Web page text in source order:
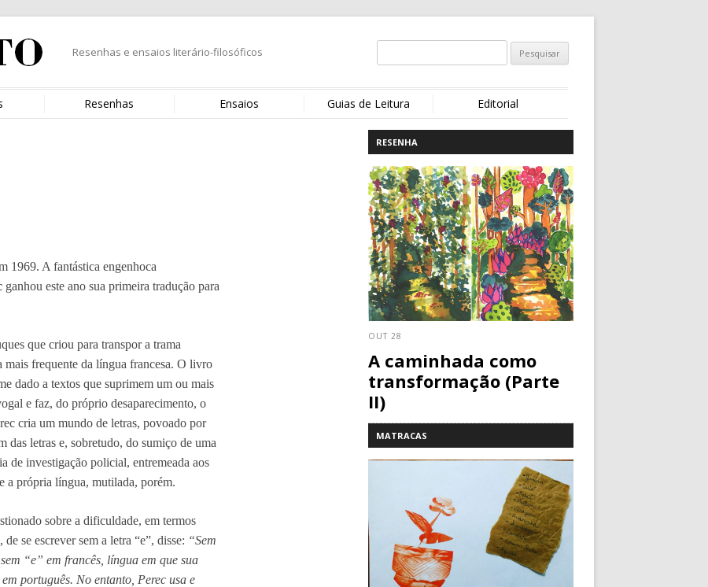
Resenhas e ensaios literário-filosóficos
Resenhas Ensaios Guias de Leitura Editorial
1969. A fantástica engenhoca
ganhou este ano sua primeira tradução para
que criou para transpor a trama
frequente da língua francesa. O livro
dado a textos que suprimem um ou mais
e faz, do próprio desaparecimento, o
cria um mundo de letras, povoado por
das letras e, sobretudo, do sumiço de uma
de investigação policial, entremeada aos
a própria língua, mutilada, porém.
sobre a dificuldade, em termos
se escrever sem a letra “e”, disse: “Sem
“e” em francês, língua em que sua
português. No entanto, Perec usa e
RESENHA
OUT 28
A caminhada como
transformação (Parte
II)
MATRACAS